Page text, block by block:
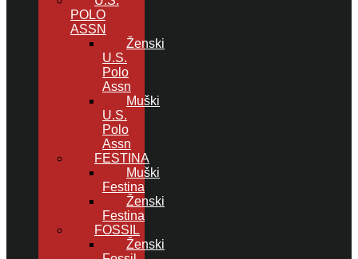
POLO
ASSN
Ženski
U.S.
Polo
Assn
Muški
U.S.
Polo
Assn
FESTINA
Muški
Festina
Ženski
Festina
FOSSIL
Ženski